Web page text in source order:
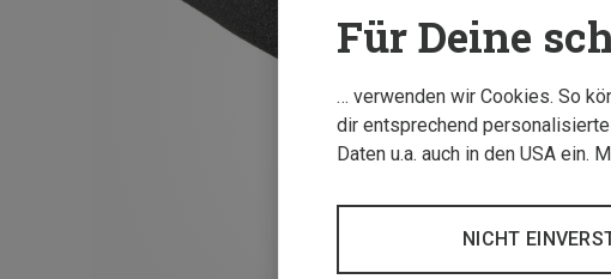
Für Deine
… verwenden wir Cookies. So
dir entsprechend
Daten u.a. auch in den USA ein.
NICHT